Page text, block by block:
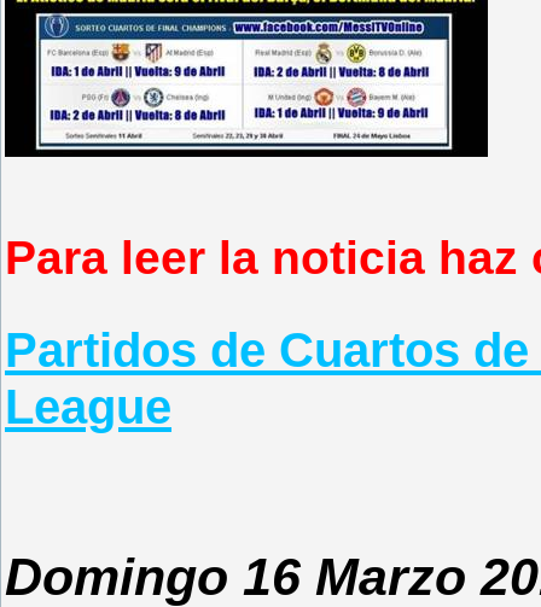
Para leer la noticia haz
Partidos de Cuartos
League
Domingo 16 Marzo